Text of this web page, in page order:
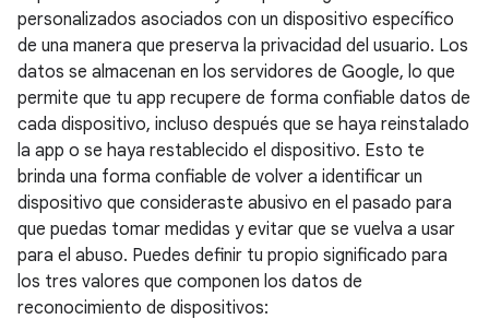
personalizados asociados con un dispositivo específico
de una manera que preserva la privacidad del usuario. Los
datos se almacenan en los servidores de Google, lo que
permite que tu app recupere de forma confiable datos de
cada dispositivo, incluso después que se haya reinstalado
la app o se haya restablecido el dispositivo. Esto te
brinda una forma confiable de volver a identificar un
dispositivo que consideraste abusivo en el pasado para
que puedas tomar medidas y evitar que se vuelva a usar
para el abuso. Puedes definir tu propio significado para
los tres valores que componen los datos de
reconocimiento de dispositivos: